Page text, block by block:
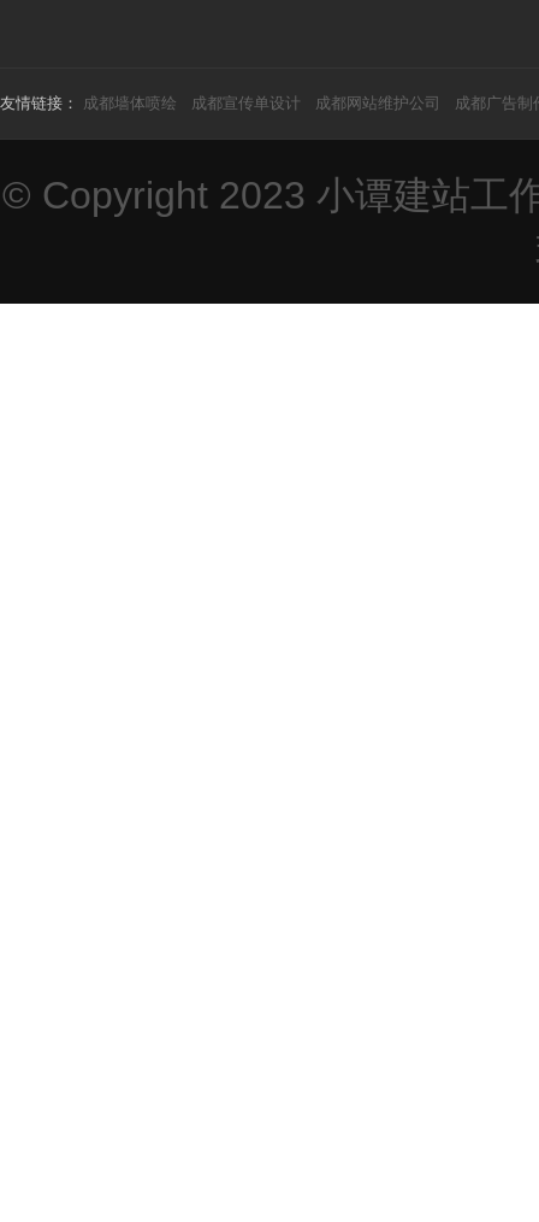
友情链接： 成都墙体喷绘 成都宣传单设计 成都网站维护公司 成都广告制
© Copyright 2023 小谭建站工